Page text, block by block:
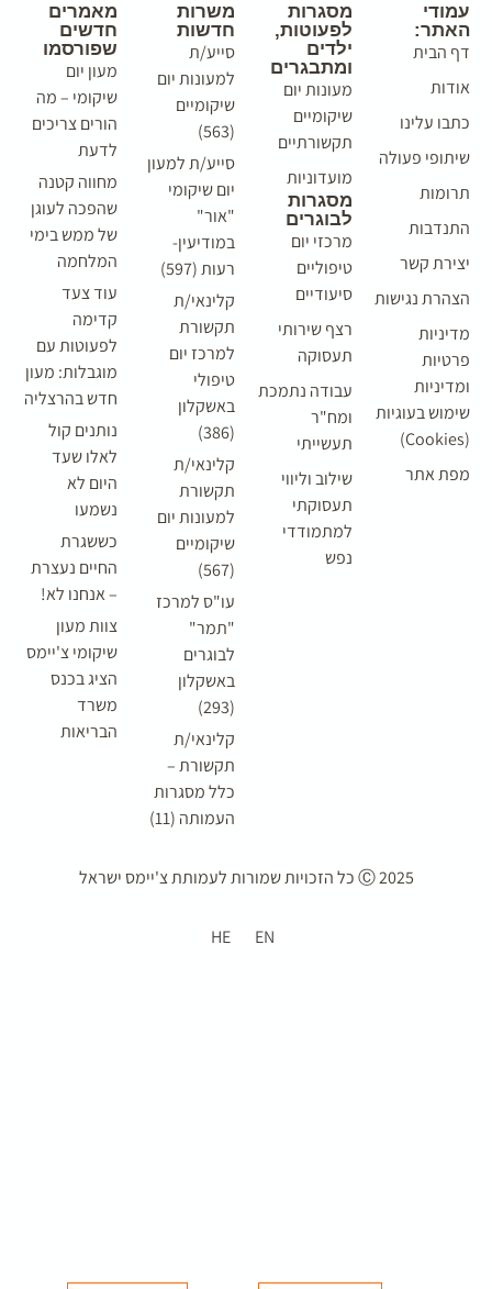
עמודי
האתר:
דף הבית
אודות
כתבו עלינו
שיתופי פעולה
תרומות
התנדבות
יצירת קשר
הצהרת נגישות
מדיניות
פרטיות
ומדיניות
שימוש בעוגיות
מפת אתר
מסגרות
לפעוטות,
ילדים
ומתבגרים
מעונות יום
שיקומיים
תקשורתיים
מועדוניות
מסגרות
לבוגרים
מרכזי יום
טיפוליים
סיעודיים
רצף שירותי
תעסוקה
עבודה נתמכת
ומח"ר
תעשייתי
שילוב וליווי
תעסוקתי
למתמודדי
נפש
משרות
חדשות
סייע/ת
למעונות יום
שיקומיים
סייע/ת למעון
יום שיקומי
"אור"
במודיעין-
רעות (597)
קלינאי/ת
תקשורת
למרכז יום
טיפולי
באשקלון
קלינאי/ת
תקשורת
למעונות יום
שיקומיים
עו"ס למרכז
"תמר"
לבוגרים
באשקלון
קלינאי/ת
תקשורת –
כלל מסגרות
העמותה (11)
מאמרים
חדשים
שפורסמו
מעון יום
שיקומי – מה
הורים צריכים
לדעת
מחווה קטנה
שהפכה לעוגן
של ממש בימי
המלחמה
עוד צעד
קדימה
לפעוטות עם
מוגבלות: מעון
חדש בהרצליה
נותנים קול
לאלו שעד
היום לא
נשמעו
כששגרת
החיים נעצרת
– אנחנו לא!
צוות מעון
שיקומי צ'יימס
הציג בכנס
משרד
הבריאות
2025 Ⓒ כל הזכויות שמורות ל עמותת צ'יימס ישראל